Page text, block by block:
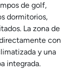
de golf,
dormitorios,
La zona de
con
y una
integrada.